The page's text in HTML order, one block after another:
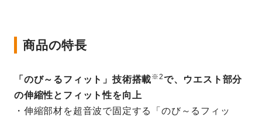
商品の特長
「のび～るフィット」技術搭載※2で、ウエスト部分
の伸縮性とフィット性を向上
・伸縮部材を超音波で固定する「のび～るフィッ